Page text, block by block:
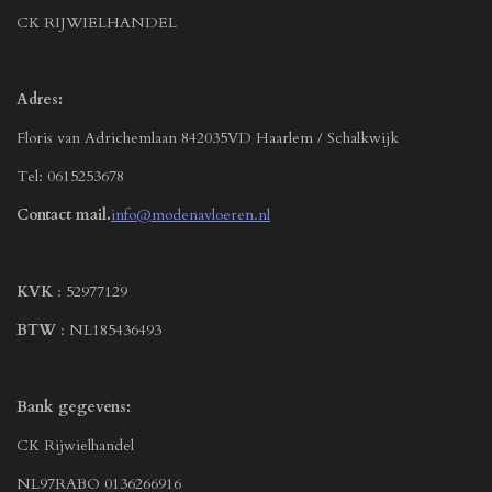
CK RIJWIELHANDEL
Adres:
Floris van Adrichemlaan 842035VD Haarlem / Schalkwijk
Tel: 0615253678
Contact mail.info@modenavloeren.nl
KVK : 52977129
BTW : NL185436493
Bank gegevens:
CK Rijwielhandel
NL97RABO 0136266916